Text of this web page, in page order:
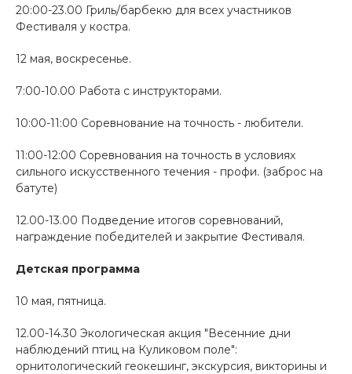
20:00-23.00 Гриль/барбекю для всех участников
Фестиваля у костра.
12 мая, воскресенье.
7:00-10.00 Работа с инструкторами.
10:00-11:00 Соревнование на точность - любители.
11:00-12:00 Соревнования на точность в условиях
сильного искусственного течения - профи. (заброс на
батуте)
12.00-13.00 Подведение итогов соревнований,
награждение победителей и закрытие Фестиваля.
Детская программа
10 мая, пятница.
12.00-14.30 Экологическая акция "Весенние дни
наблюдений птиц на Куликовом поле":
орнитологический геокешинг, экскурсия, викторины и